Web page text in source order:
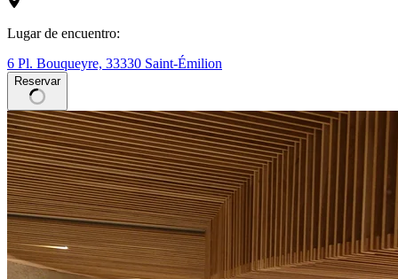
Lugar de encuentro:
6 Pl. Bouqueyre, 33330 Saint-Émilion
Reservar